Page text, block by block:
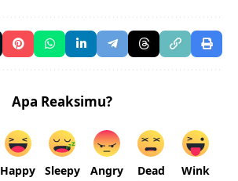
Apa Reaksimu?
Happy Sleepy Angry Dead Wink